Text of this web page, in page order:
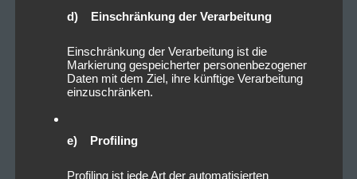
2022_11_07_SticktoyourGuns_L
d) Einschränkung der Verarbeitung
Einschränkung der Verarbeitung ist die
Markierung gespeicherter personenbezogener
Daten mit dem Ziel, ihre künftige Verarbeitung
einzuschränken.
e) Profiling
Profiling ist jede Art der automatisierten